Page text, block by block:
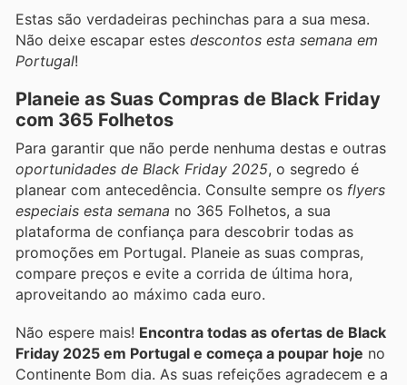
Estas são verdadeiras pechinchas para a sua mesa.
Não deixe escapar estes descontos esta semana em
Portugal!
Planeie as Suas Compras de Black Friday
com 365 Folhetos
Para garantir que não perde nenhuma destas e outras
oportunidades de Black Friday 2025, o segredo é
planear com antecedência. Consulte sempre os flyers
especiais esta semana no 365 Folhetos, a sua
plataforma de confiança para descobrir todas as
promoções em Portugal. Planeie as suas compras,
compare preços e evite a corrida de última hora,
aproveitando ao máximo cada euro.
Não espere mais! Encontra todas as ofertas de Black
Friday 2025 em Portugal e começa a poupar hoje no
Continente Bom dia. As suas refeições agradecem e a